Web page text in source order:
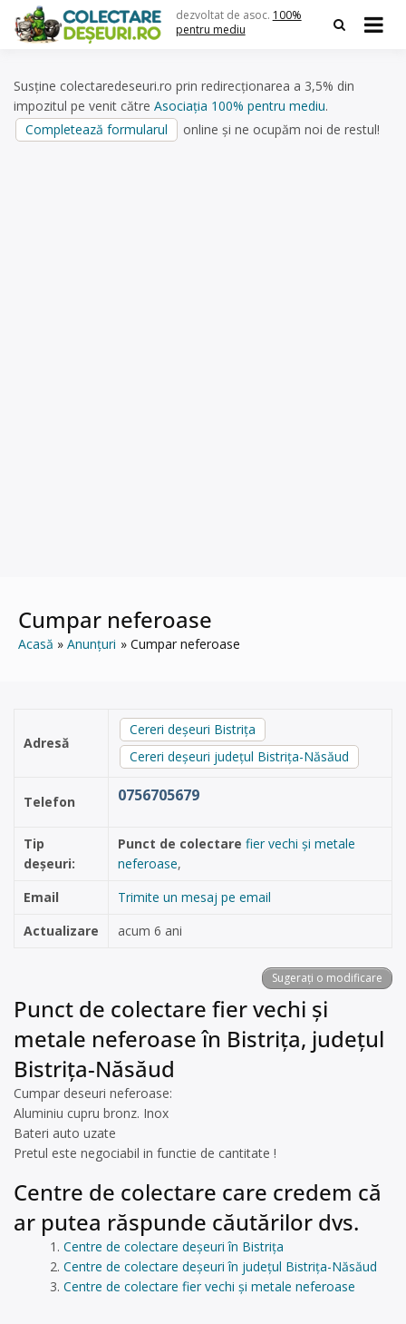
content
dezvoltat de asoc. 100%
pentru mediu
Susține colectaredeseuri.ro prin redirecționarea a 3,5% din
impozitul pe venit către Asociația 100% pentru mediu.
Completează formularul
online și ne ocupăm noi de restul!
Cumpar neferoase
Acasă Anunțuri Cumpar neferoase
Adresă
Cereri deșeuri Bistrița
Cereri deșeuri județul Bistrița-Năsăud
Telefon 0756705679
Tip
deșeuri:
Punct de colectare fier vechi și metale
neferoase,
Email
Trimite un mesaj pe email
Actualizare
acum 6 ani
Sugerați o modificare
Punct de colectare fier vechi și
metale neferoase în Bistrița, județul
Bistrița-Năsăud
Cumpar deseuri neferoase:
Aluminiu cupru bronz. Inox
Bateri auto uzate
Pretul este negociabil in functie de cantitate !
Centre de colectare care credem că
ar putea răspunde căutărilor dvs.
Centre de colectare deșeuri în Bistrița
Centre de colectare deșeuri în județul Bistrița-Năsăud
Centre de colectare fier vechi și metale neferoase